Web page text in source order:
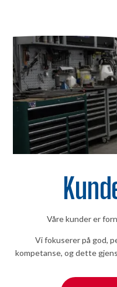
Våre kunder er
Vi fokuserer på god,
kompetanse, og dette